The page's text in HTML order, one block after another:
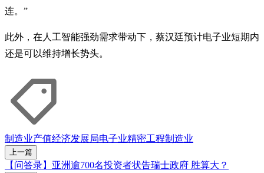
连。”
此外，在人工智能强劲需求带动下，蔡汉廷预计电子业短期内
还是可以维持增长势头。
制造业产值经济发展局电子业精密工程制造业
上一篇
【问答录】亚洲逾700名投资者状告瑞士政府 胜算大？